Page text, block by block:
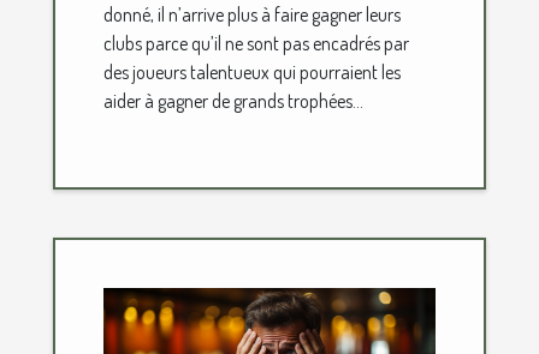
donné, il n’arrive plus à faire gagner leurs
clubs parce qu’il ne sont pas encadrés par
des joueurs talentueux qui pourraient les
aider à gagner de grands trophées...